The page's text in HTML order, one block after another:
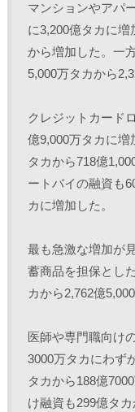
マンションやアパ
に3,200億タカに増
から増加した。一
5,000万タカから
クレジットカード
億9,000万タカに増
タカから718億
ートバイの融資も
カに増加した。
最も急激な増加が
蓄商品を担保とし
カから2,762億
医師や専門職向け
3000万タカにわず
タカから188億
け融資も299億タカ